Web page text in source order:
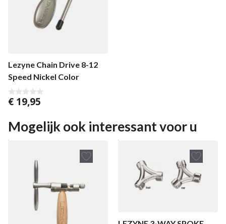
Lezyne Chain Drive 8-12
Speed Nickel Color
0
n
5
€ 19,95
Mogelijk ook interessant voor u